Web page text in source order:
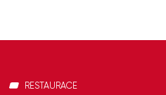
RESTAURACE